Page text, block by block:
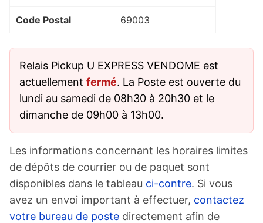
Code Postal 69003
Relais Pickup U EXPRESS VENDOME est
actuellement fermé. La Poste est ouverte du
lundi au samedi de 08h30 à 20h30 et le
dimanche de 09h00 à 13h00.
Les informations concernant les horaires limites
de dépôts de courrier ou de paquet sont
disponibles dans le tableau ci-contre. Si vous
avez un envoi important à effectuer, contactez
votre bureau de poste directement afin de